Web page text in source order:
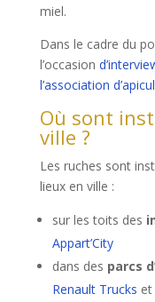
miel.
Dans le cadre du
l’occasion
l’association
Où sont
ville ?
Les ruches sont
lieux en ville :
sur les toits des
Appart’City
dans des parcs
Renault Trucks et